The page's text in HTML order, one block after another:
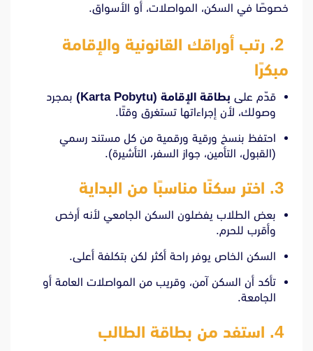
خصوصًا في السكن، المواصلات، أو الأسواق.
2. رتب أوراقك القانونية والإقامة
مبكرًا
قدّم على بطاقة الإقامة (Karta Pobytu)
بمجرد
وصولك، لأن إجراءاتها تستغرق وقتًا.
احتفظ بنسخ ورقية ورقمية من كل مستند رسمي
(القبول، التأمين، جواز السفر، التأشيرة).
بعض الطلاب يفضلون السكن الجامعي لأنه أرخص
وأقرب للحرم.
السكن الخاص يوفر راحة أكثر لكن بتكلفة أعلى.
تأكد أن السكن آمن، وقريب من المواصلات العامة أو
الجامعة.
4. استفد من بطاقة الطالب